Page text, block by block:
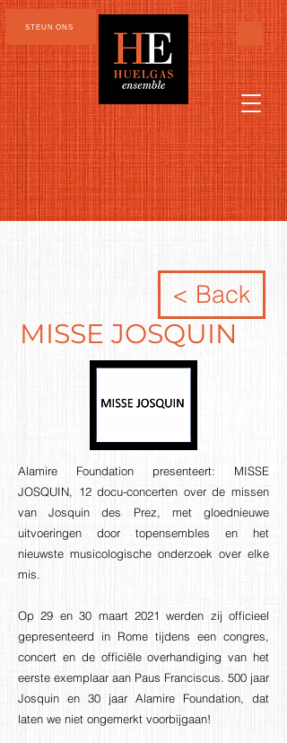
STEUN ONS
< Back
MISSE JOSQUIN
Alamire Foundation presenteert: MISSE
JOSQUIN, 12 docu-concerten over de missen
van Josquin des Prez, met gloednieuwe
uitvoeringen door topensembles en het
nieuwste musicologische onderzoek over elke
mis.
Op 29 en 30 maart 2021 werden zij officieel
gepresenteerd in Rome tijdens een congres,
concert en de officiële overhandiging van het
eerste exemplaar aan Paus Franciscus. 500 jaar
Josquin en 30 jaar Alamire Foundation, dat
laten we niet ongemerkt voorbijgaan!